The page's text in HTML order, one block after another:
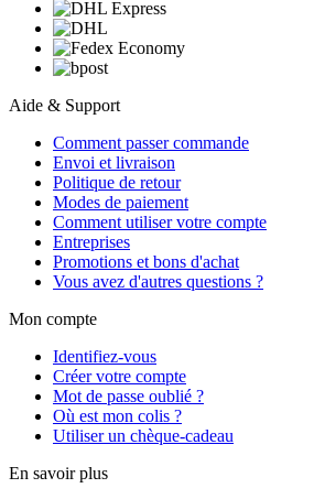
Aide & Support
Comment passer commande
Envoi et livraison
Politique de retour
Modes de paiement
Comment utiliser votre compte
Entreprises
Promotions et bons d'achat
Vous avez d'autres questions ?
Mon compte
Identifiez-vous
Créer votre compte
Mot de passe oublié ?
Où est mon colis ?
Utiliser un chèque-cadeau
En savoir plus